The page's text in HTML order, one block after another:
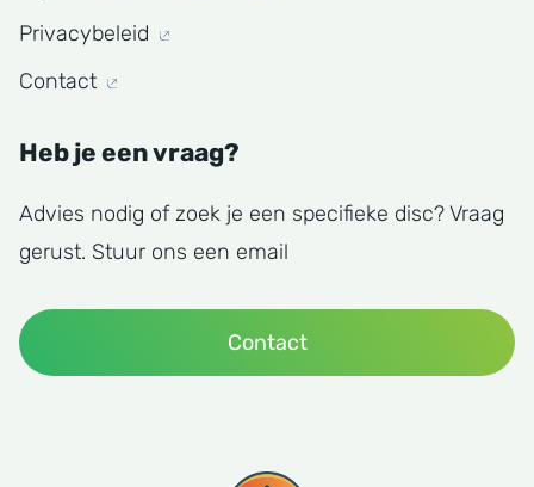
Privacybeleid
Contact
Heb je een vraag?
Advies nodig of zoek je een specifieke disc? Vraag
gerust. Stuur ons een email
Contact